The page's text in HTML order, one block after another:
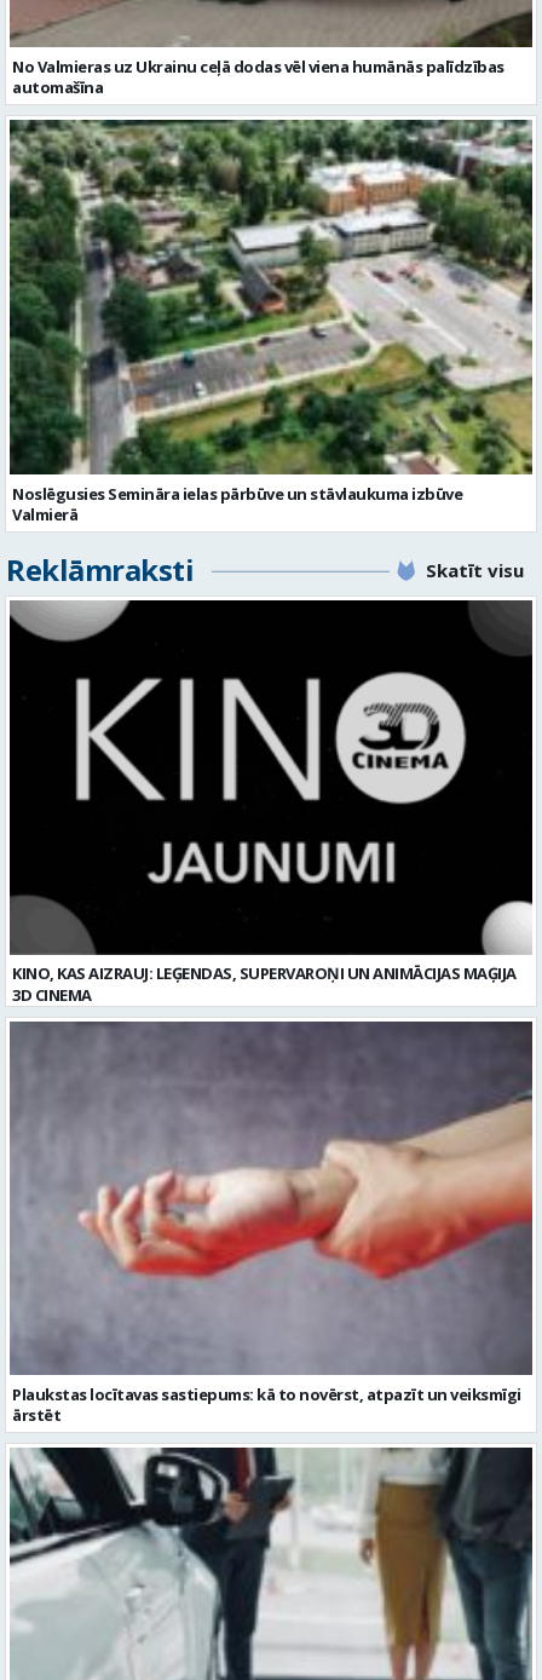
Noslēgusies Semināra ielas pārbūve un stāvlaukuma izbūve
Valmierā
Reklāmraksti Skatīt visu
Plaukstas locītavas sastiepums: kā to novērst, atpazīt un veiksmīgi